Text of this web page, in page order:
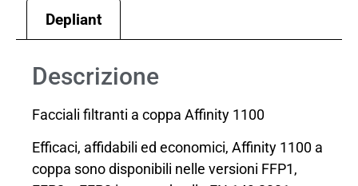
Depliant
Descrizione
Facciali filtranti a coppa Affinity 1100
Efficaci, affidabili ed economici, Affinity 1100 a
coppa sono disponibili nelle versioni FFP1,